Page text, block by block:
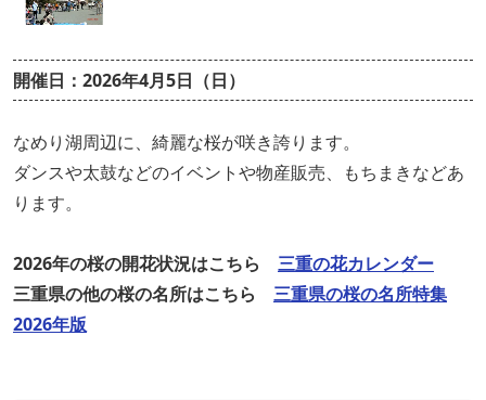
開催日：2026年4月5日（日）
なめり湖周辺に、綺麗な桜が咲き誇ります。
ダンスや太鼓などのイベントや物産販売、もちまきなどあ
ります。
2026年の桜の開花状況はこちら 三重の花カレンダー
三重県の他の桜の名所はこちら 三重県の桜の名所特集
2026年版